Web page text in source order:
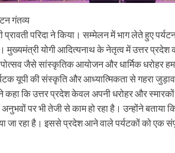
कुमार पांडे ने उत्तर रेलवे के महाप्रबंधक के रूप में कार्यभार
जन्मभूमि के लिए आगे आएं अखिलेशः मुख्यमंत्री
स्थलीय निरीक्षण
का पवेलियन ‘इंडिया एआई इम्पैक्ट समिट 2026’ में
में सुनी समस्याएं, मौके पर दिए समाधान के आदेश
गंतव्य
परिदा ने किया। सम्मेलन में भाग लेते हुए
योगी आदित्यनाथ के नेतृत्व में उत्तर प्रदेश
जैसे सांस्कृतिक आयोजन और धार्मिक धरोहर
यूपी की संस्कृति और आध्यात्मिकता से गहरा
कि उत्तर प्रदेश केवल अपनी धरोहर और
पर भी तेजी से काम हो रहा है। उन्होंने बताया
जा रहा है। इससे प्रदेश आने वाले पर्यटकों को एक